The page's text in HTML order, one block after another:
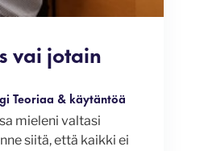
vai jotain
Teoriaa & käytäntöä
mieleni valtasi
siitä, että kaikki ei